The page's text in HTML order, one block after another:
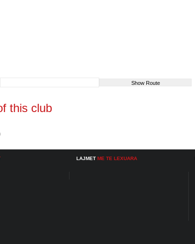
this club
LAJMET ME TE LEXUARA